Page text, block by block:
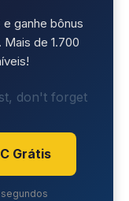
ganhe bônus
de 1.700
don't forget
Grátis